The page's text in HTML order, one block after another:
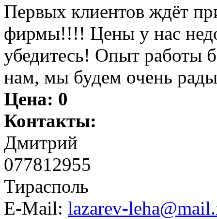
Первых клиентов ждёт
фирмы!!!! Цены у нас
убедитесь! Опыт работы
нам, мы будем очень
Цена: 0
Контакты:
Дмитрий
077812955
Тирасполь
E-Mail: lazarev-